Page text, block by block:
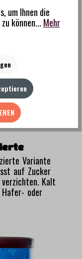
Variante
auf Zucker
Kalt
oder
um Ihnen die
können... Mehr